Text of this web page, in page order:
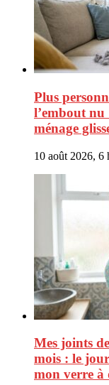
Plus
l’embout nu
ménage
10 août 2026, 6
Mes joints
mois : le
mon verre à